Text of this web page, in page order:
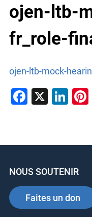
ojen-ltb-
fr_role-
ojen-ltb-mock-
F
e
o
o
k
X
Li
e
n
NOUS SOUTENIR
Faites un don